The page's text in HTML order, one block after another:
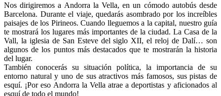
Nos dirigiremos a Andorra la Vella, en un cómodo autobús desde
Barcelona. Durante el viaje, quedarás asombrado por los increíbles
paisajes de los Pirineos. Cuando lleguemos a la capital, nuestro guía
te mostrará los lugares más importantes de la ciudad. La Casa de la
Vall, la iglesia de San Esteve del siglo XII, el reloj de Dalí… son
algunos de los puntos más destacados que te mostrarán la historia
del lugar.
También conocerás su situación política, la importancia de su
entorno natural y uno de sus atractivos más famosos, sus pistas de
esquí. ¡Por eso Andorra la Vella atrae a deportistas y aficionados al
esquí de todo el mundo!